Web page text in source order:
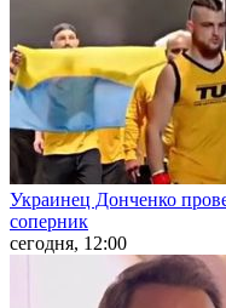
Украинец Донченко
соперник
сегодня, 12:00